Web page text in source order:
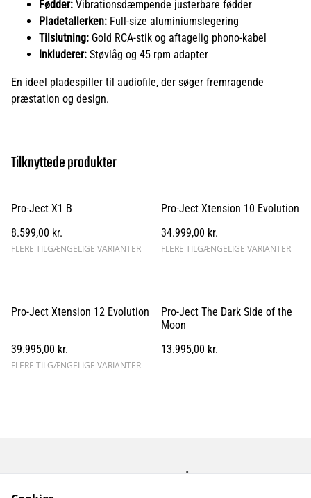
Fødder: Vibrationsdæmpende justerbare fødder
Pladetallerken: Full-size aluminiumslegering
Tilslutning: Gold RCA-stik og aftagelig phono-kabel
Inkluderer: Støvlåg og 45 rpm adapter
En ideel pladespiller til audiofile, der søger fremragende
præstation og design.
Tilknyttede produkter
Pro-Ject X1 B
8.599,00 kr.
FLERE TILGÆNGELIGE VARIANTER
Pro-Ject Xtension 10 Evolution
34.999,00 kr.
FLERE TILGÆNGELIGE VARIANTER
Pro-Ject Xtension 12 Evolution
39.995,00 kr.
FLERE TILGÆNGELIGE VARIANTER
Pro-Ject The Dark Side of the
Moon
13.995,00 kr.
Kontakt os
Åbningstider